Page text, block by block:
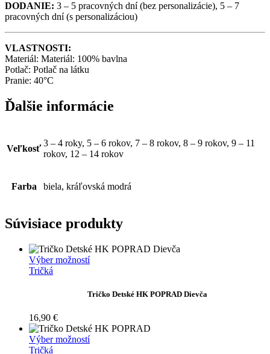
DODANIE: 3 – 5 pracovných dní (bez personalizácie), 5 – 7
pracovných dní (s personalizáciou)
VLASTNOSTI:
Materiál: Materiál: 100% bavlna
Potlač: Potlač na látku
Pranie: 40°C
Ďalšie informácie
Veľkosť
3 – 4 roky, 5 – 6 rokov, 7 – 8 rokov, 8 – 9 rokov, 9 – 11
rokov, 12 – 14 rokov
Farba biela, kráľovská modrá
Súvisiace produkty
Výber možnostíTento
viacero
si
môžete
vybrať
Tričká
Tričko Detské HK POPRAD Dievča
16,90 €
Výber možnostíTento
Tričká